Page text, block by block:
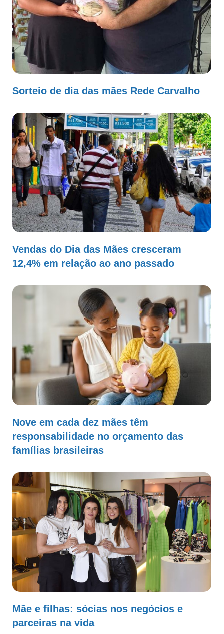
Sorteio de dia das mães Rede Carvalho
Vendas do Dia das Mães cresceram
12,4% em relação ao ano passado
Nove em cada dez mães têm
responsabilidade no orçamento das
famílias brasileiras
Mãe e filhas: sócias nos negócios e
parceiras na vida